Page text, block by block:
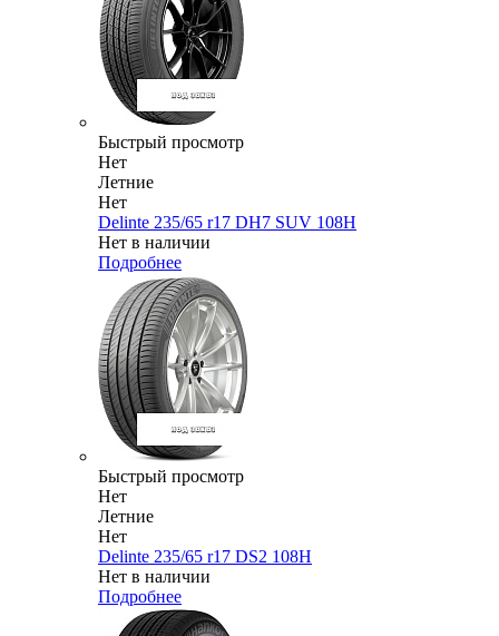
Быстрый просмотр
Нет
Летние
Нет
Delinte 235/65 r17 DH7 SUV 108H
Нет в наличии
Подробнее
Быстрый просмотр
Нет
Летние
Нет
Delinte 235/65 r17 DS2 108H
Нет в наличии
Подробнее